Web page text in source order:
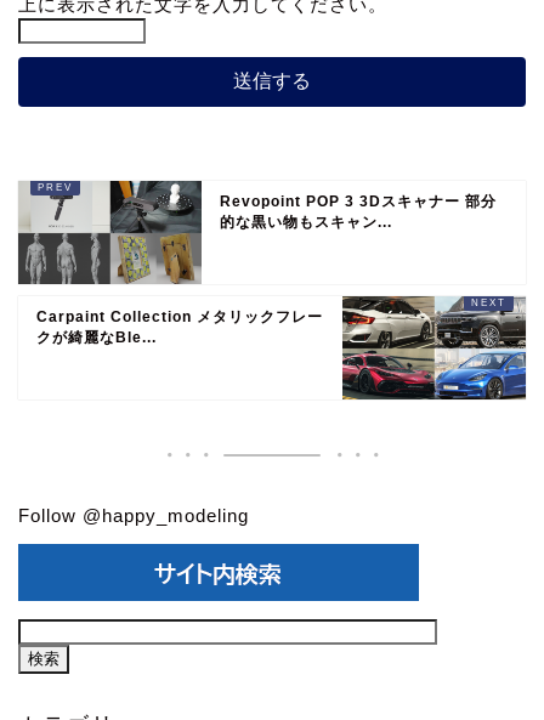
上に表示された文字を入力してください。
Revopoint POP 3 3Dスキャナー 部分
的な黒い物もスキャン...
Carpaint Collection メタリックフレー
クが綺麗なBle...
Follow @happy_modeling